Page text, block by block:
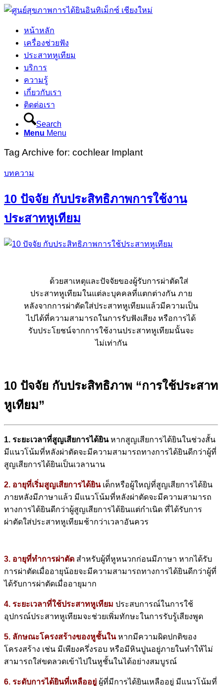
หน้าหลัก
เครื่องช่วยฟัง
ประสาทหูเทียม
บริการ
ความรู้
เกี่ยวกับเรา
ติดต่อเรา
Search
Menu Menu
Tag Archive for: cochlear Implant
บทความ
10 ปัจจัย กับประสิทธิภาพการใช้งาน
ประสาทหูเทียม
ด้วยสาเหตุและปัจจัยของผู้รับการผ่าตัดใส่
ประสาทหูเทียมในแต่ละบุคคลที่แตกต่างกัน ภาย
หลังจากการผ่าตัดใส่ประสาทหูเทียมแล้วมีความเป็น
ไปได้ที่ความสามารถในการรับฟังเสียง หรือการได้
รับประโยชน์จากการใช้งานประสาทหูเทียมนั้นจะ
ไม่เท่ากัน
10 ปัจจัย กับประสิทธิภาพ “การใช้ประสาท
หูเทียม”
1. ระยะเวลาที่สูญเสียการได้ยินหากสูญเสียการได้ยินในช่วงสั้น
มีแนวโน้มที่หลังผ่าตัดจะมีความสามารถทางการได้ยินดีกว่าผู้ที่
สูญเสียการได้ยินเป็นเวลานาน
2. อายุที่เริ่มสูญเสียการได้ยินเด็กหรือผู้ใหญ่ที่สูญเสียการได้ยิน
ภายหลังมีภาษาแล้ว มีแนวโน้มที่หลังผ่าตัดจะมีความสามารถ
ทางการได้ยินดีกว่าผู้สูญเสียการได้ยินแต่กำเนิด ที่ได้รับการ
ผ่าตัดใส่ประสาทหูเทียมช้ากว่าเวลาอันควร
3. อายุที่ทำการผ่าตัด สำหรับผู้ที่หูหนวกก่อนมีภาษา หากได้รับ
การผ่าตัดเมื่ออายุน้อยจะมีความสามารถทางการได้ยินดีกว่าผู้ที่
ได้รับการผ่าตัดเมื่ออายุมาก
4. ระยะเวลาที่ใช้ประสาทหูเทียม ประสบการณ์ในการใช้
อุปกรณ์ประสาทหูเทียมจะช่วยเพิ่มทักษะในการรับรู้เสียงพูด
5. ลักษณะโครงสร้างของหูชั้นในหากมีความผิดปกติของ
โครงสร้าง เช่น มีเพียงครึ่งรอบ หรือมีหินปูนอยู่ภายในทำให้ไม่
สามารถใส่ขดลวดเข้าไปในหูชั้นในได้อย่างสมบูรณ์
6. ระดับการได้ยินที่เหลืออยู่ ผู้ที่มีการได้ยินเหลืออยู่ มีแนวโน้มที่